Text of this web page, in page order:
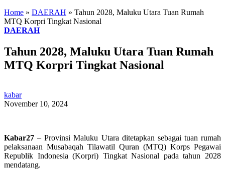
Home » DAERAH » Tahun 2028, Maluku Utara Tuan Rumah
MTQ Korpri Tingkat Nasional
DAERAH
Tahun 2028, Maluku Utara Tuan Rumah
MTQ Korpri Tingkat Nasional
kabar
November 10, 2024
Kabar27 – Provinsi Maluku Utara ditetapkan sebagai tuan rumah
pelaksanaan Musabaqah Tilawatil Quran (MTQ) Korps Pegawai
Republik Indonesia (Korpri) Tingkat Nasional pada tahun 2028
mendatang.